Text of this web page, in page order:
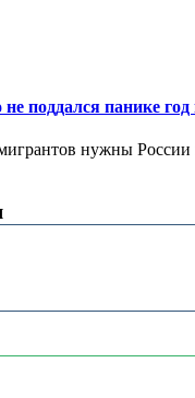
поддался панике год
нужны России